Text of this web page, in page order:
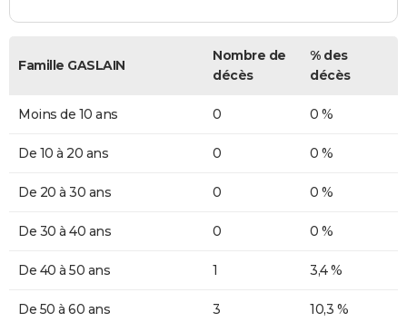
Famille GASLAIN
Nombre de
décès
% des
décès
Moins de 10 ans 0 0 %
De 10 à 20 ans 0 0 %
De 20 à 30 ans 0 0 %
De 30 à 40 ans 0 0 %
De 40 à 50 ans 1 3,4 %
De 50 à 60 ans 3 10,3 %